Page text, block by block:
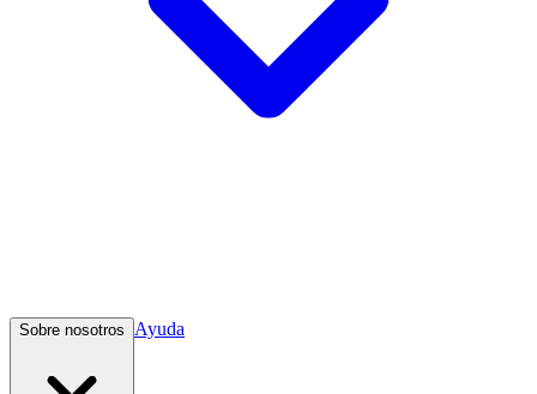
Sobre nosotros Ayuda